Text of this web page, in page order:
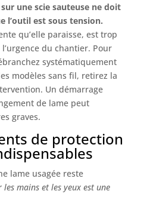
une scie sauteuse ne doit
l’outil est sous tension.
qu’elle paraisse, est trop
du chantier. Pour
systématiquement
modèles sans fil, retirez la
Un démarrage
de lame peut
graves.
de protection
lame usagée reste
les mains et les yeux est une